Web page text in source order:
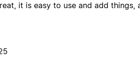
it is easy to use and add